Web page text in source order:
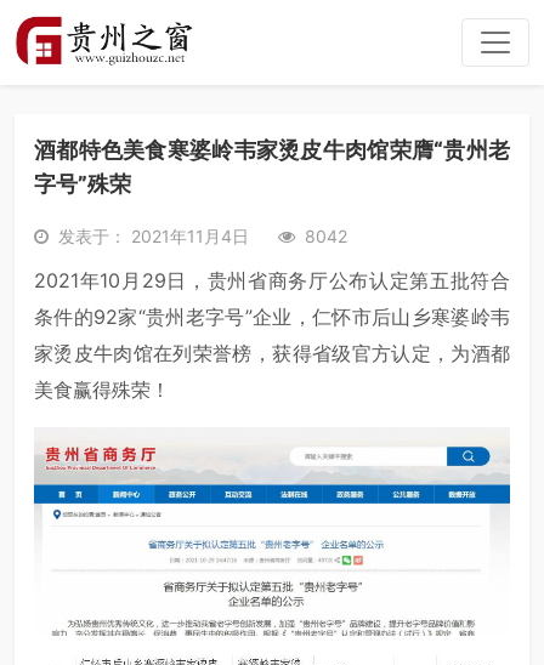
酒都特色美食寒婆岭韦家烫皮牛肉馆荣膺“贵州老
字号”殊荣
发表于： 2021年11月4日 8042
2021年10月29日，贵州省商务厅公布认定第五批符合
条件的92家“贵州老字号”企业，仁怀市后山乡寒婆岭韦
家烫皮牛肉馆在列荣誉榜，获得省级官方认定，为酒都
美食赢得殊荣！